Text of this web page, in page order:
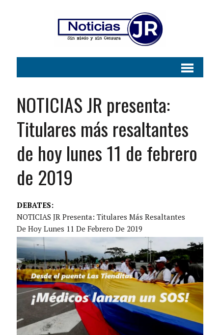
NOTICIAS JR presenta:
Titulares más resaltantes
de hoy lunes 11 de febrero
de 2019
DEBATES:
NOTICIAS JR Presenta: Titulares Más Resaltantes
De Hoy Lunes 11 De Febrero De 2019